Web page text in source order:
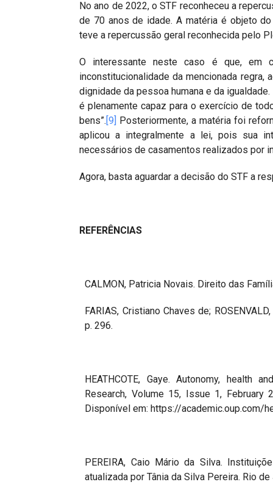
No ano de 2022, o STF reconheceu a
de 70 anos de idade. A matéria é objeto
teve a repercussão geral reconhecida pelo
O interessante neste caso é que, em
inconstitucionalidade da mencionada
dignidade da pessoa humana e da
é plenamente capaz para o exercício de
bens”.[9] Posteriormente, a matéria foi
aplicou a integralmente a lei, pois sua
necessários de casamentos realizados por
Agora, basta aguardar a decisão do STF a
REFERÊNCIAS
CALMON, Patricia Novais. Direito das
FARIAS, Cristiano Chaves de;
p. 296.
HEATHCOTE, Gaye. Autonomy, health
Research, Volume 15, Issue 1, February
Disponível em: https://
PEREIRA, Caio Mário da Silva.
atualizada por Tânia da Silva Pereira. Rio